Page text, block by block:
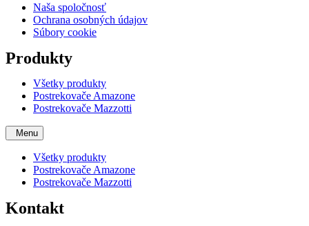
Naša spoločnosť
Ochrana osobných údajov
Súbory cookie
Produkty
Všetky produkty
Postrekovače Amazone
Postrekovače Mazzotti
Menu
Všetky produkty
Postrekovače Amazone
Postrekovače Mazzotti
Kontakt